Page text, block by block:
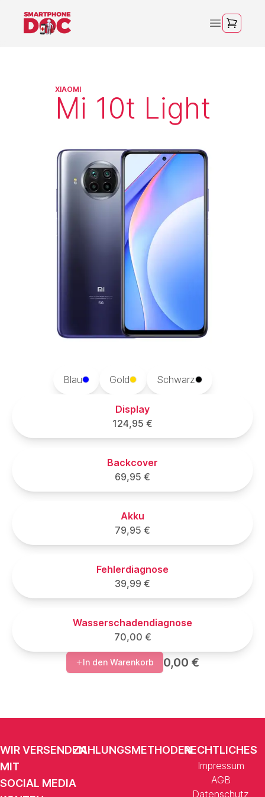
XIAOMI
Mi 10t Light
Blau Gold Schwarz
Display
124,95 €
Backcover
69,95 €
Akku
79,95 €
Fehlerdiagnose
39,99 €
Wasserschadendiagnose
70,00 €
In den Warenkorb 0,00 €
WIR VERSENDEN
MIT
SOCIAL MEDIA
ZAHLUNGSMETHODENRECHTLICHES
Impressum
AGB
Datenschutz